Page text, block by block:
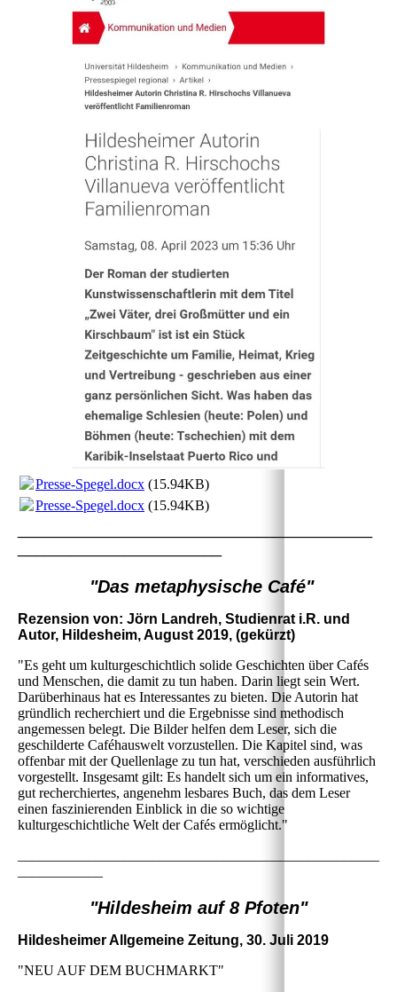
Presse-Spegel.docx (15.94KB)
Presse-Spegel.docx (15.94KB)
"Das metaphysische Café"
Rezension von: Jörn Landreh, Studienrat i.R. und
Autor, Hildesheim, August 2019, (gekürzt)
"Es geht um kulturgeschichtlich solide Geschichten über Cafés
und Menschen, die damit zu tun haben. Darin liegt sein Wert.
Darüberhinaus hat es Interessantes zu bieten. Die Autorin hat
gründlich recherchiert und die Ergebnisse sind methodisch
angemessen belegt. Die Bilder helfen dem Leser, sich die
geschilderte Caféhauswelt vorzustellen. Die Kapitel sind, was
offenbar mit der Quellenlage zu tun hat, verschieden ausführlich
vorgestellt. Insgesamt gilt: Es handelt sich um ein informatives,
gut recherchiertes, angenehm lesbares Buch, das dem Leser
einen faszinierenden Einblick in die so wichtige
kulturgeschichtliche Welt der Cafés ermöglicht."
"Hildesheim auf 8 Pfoten"
Hildesheimer Allgemeine Zeitung, 30. Juli 2019
"NEU AUF DEM BUCHMARKT"